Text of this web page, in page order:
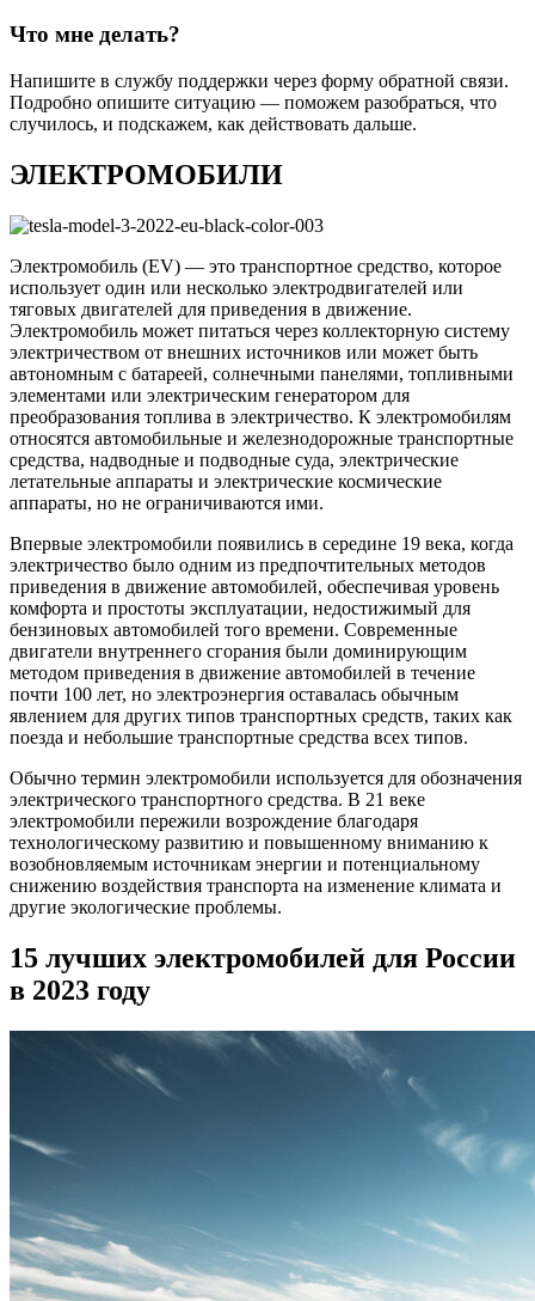
Что мне делать?
Напишите в службу поддержки через форму обратной связи.
Подробно опишите ситуацию — поможем разобраться, что
случилось, и подскажем, как действовать дальше.
ЭЛЕКТРОМОБИЛИ
Электромобиль (EV) — это транспортное средство, которое
использует один или несколько электродвигателей или
тяговых двигателей для приведения в движение.
Электромобиль может питаться через коллекторную систему
электричеством от внешних источников или может быть
автономным с батареей, солнечными панелями, топливными
элементами или электрическим генератором для
преобразования топлива в электричество. К электромобилям
относятся автомобильные и железнодорожные транспортные
средства, надводные и подводные суда, электрические
летательные аппараты и электрические космические
аппараты, но не ограничиваются ими.
Впервые электромобили появились в середине 19 века, когда
электричество было одним из предпочтительных методов
приведения в движение автомобилей, обеспечивая уровень
комфорта и простоты эксплуатации, недостижимый для
бензиновых автомобилей того времени. Современные
двигатели внутреннего сгорания были доминирующим
методом приведения в движение автомобилей в течение
почти 100 лет, но электроэнергия оставалась обычным
явлением для других типов транспортных средств, таких как
поезда и небольшие транспортные средства всех типов.
Обычно термин электромобили используется для обозначения
электрического транспортного средства. В 21 веке
электромобили пережили возрождение благодаря
технологическому развитию и повышенному вниманию к
возобновляемым источникам энергии и потенциальному
снижению воздействия транспорта на изменение климата и
другие экологические проблемы.
15 лучших электромобилей для России
в 2023 году